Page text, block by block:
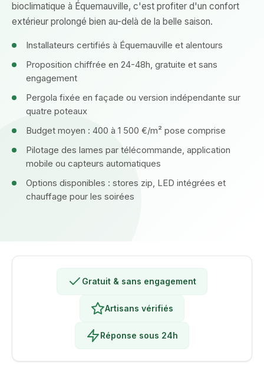
bioclimatique à Équemauville, c'est profiter d'un confort
extérieur prolongé bien au-delà de la belle saison.
Installateurs certifiés à Équemauville et alentours
Proposition chiffrée en 24-48h, gratuite et sans
engagement
Pergola fixée en façade ou version indépendante sur
quatre poteaux
Budget moyen : 400 à 1 500 €/m² pose comprise
Pilotage des lames par télécommande, application
mobile ou capteurs automatiques
Options disponibles : stores zip, LED intégrées et
chauffage pour les soirées
Gratuit & sans engagement
Artisans vérifiés
Réponse sous 24h